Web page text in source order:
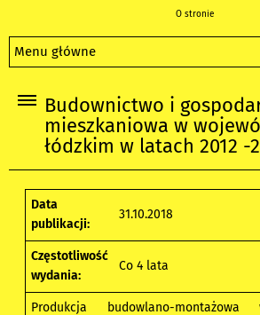
O stronie
Menu główne
Budownictwo i
mieszkaniowa w
łódzkim w latach 2012 -
Data
publikacji:
31.10.2018
Częstotliwość
wydania:
Co 4 lata
Produkcja budowlano-